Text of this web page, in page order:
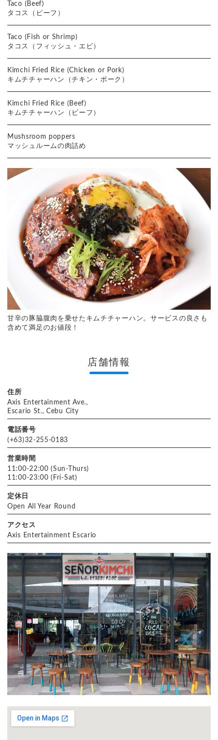
Taco (Beef)
タコス（ビーフ）
Taco (Fish or Shrimp)
タコス（フィッシュ・エビ）
Kimchi Fried Rice (Chicken or Pork)
キムチチャーハン（チキン・ポーク）
Kimchi Fried Rice (Beef)
キムチチャーハン（ビーフ）
Mushsroom poppers
マッシュルームの肉詰め
甘辛の豚脇腹肉を乗せたキムチチャーハン。サービスの良さも
含めて満足のお値段！
店舗情報
住所
Axis Entertainment Ave.,
Escario St., Cebu City
電話番号
(+63)32-255-0183
営業時間
11:00-22:00 (Sun-Thurs)
11:00-23:00 (Fri-Sat)
定休日
Open All Year Round
アクセス
Axis Entertainment Escario